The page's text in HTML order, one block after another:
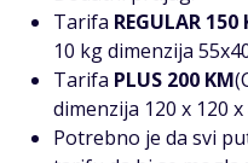
Tarifa REGULAR 150
10 kg dimenzija
Tarifa PLUS 200 KM
dimenzija 120 x 120 x
Potrebno je da svi